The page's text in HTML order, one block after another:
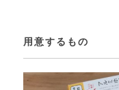
用意するもの